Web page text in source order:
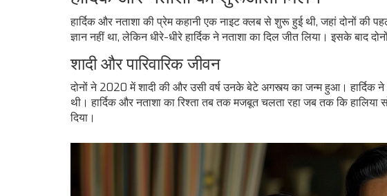
हार्दिक और नताशा की प्रेम कहानी एक नाइट क्लब से शुरू हुई थी, जहां दोनों की
ज्ञान नहीं था, लेकिन धीरे-धीरे हार्दिक ने नताशा का दिल जीत लिया। इसके
शादी और पारिवारिक जीवन
दोनों ने 2020 में शादी की और उसी वर्ष उनके बेटे अगस्त्य का जन्म हुआ। हार्दिक
थी। हार्दिक और नताशा का रिश्ता तब तक मजबूत चलता रहा जब तक कि
दिया।